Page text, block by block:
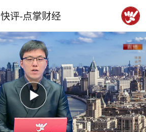
快评-点掌财经